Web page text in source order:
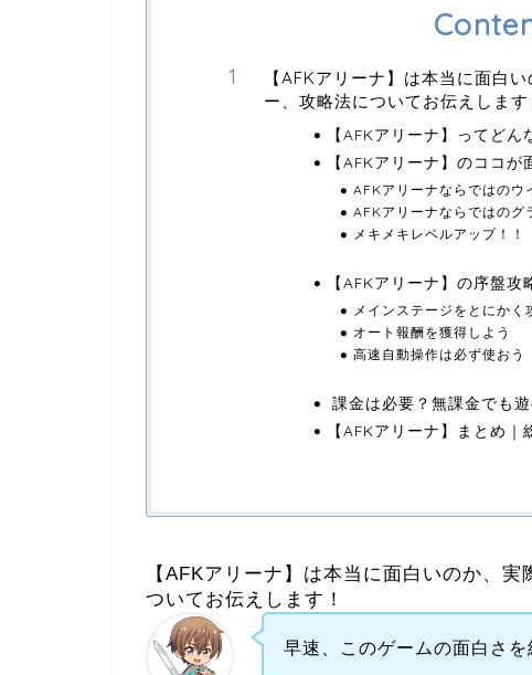
【AFKアリーナ】は本当に面白
ー、攻略法についてお伝えします
【AFKアリーナ】ってどん
【AFKアリーナ】のココが
AFKアリーナならではのウ
AFKアリーナならではのグ
メキメキレベルアップ！！
【AFKアリーナ】の序盤攻
メインステージをとにかく
オート報酬を獲得しよう
高速自動操作は必ず使おう
課金は必要？無課金でも遊
【AFKアリーナ】まとめ｜
【AFKアリーナ】は本当に面白いのか、
ついてお伝えします！
早速、このゲームの面白さを